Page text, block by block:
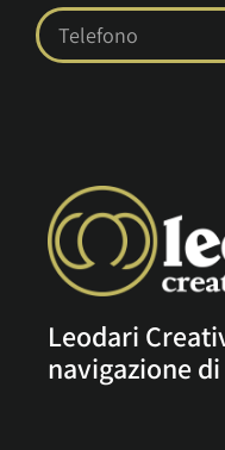
Leodari
navigazione di